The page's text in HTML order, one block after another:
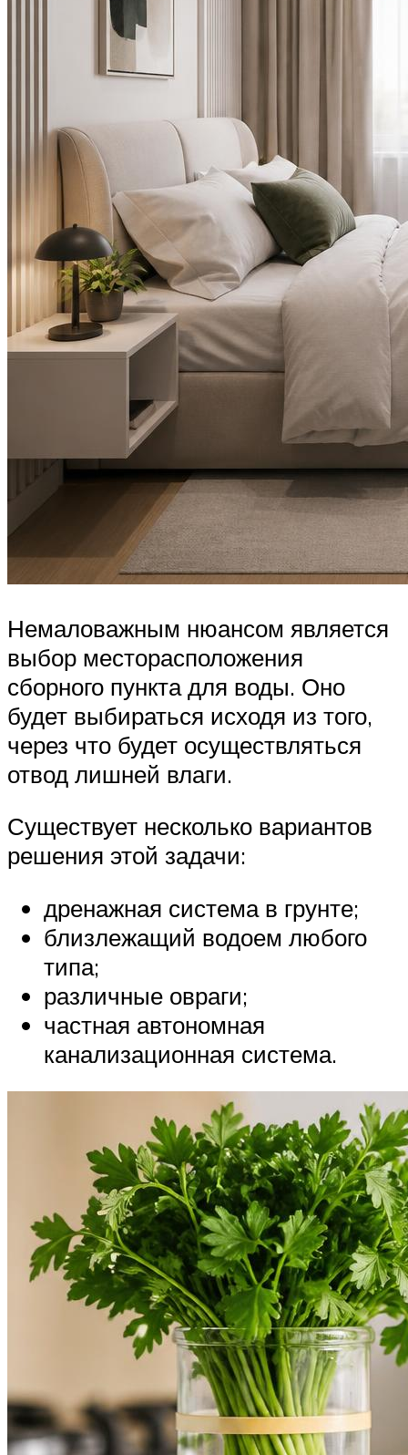
Немаловажным нюансом является
выбор месторасположения
сборного пункта для воды. Оно
будет выбираться исходя из того,
через что будет осуществляться
отвод лишней влаги.
Существует несколько вариантов
решения этой задачи:
дренажная система в грунте;
близлежащий водоем любого
типа;
различные овраги;
частная автономная
канализационная система.